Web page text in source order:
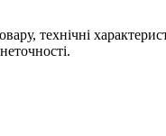
технічні